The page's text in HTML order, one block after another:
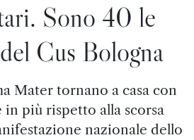
Sono 40 le
Cus Bologna
Mater tornano a casa con
in più rispetto alla scorsa
nazionale dello